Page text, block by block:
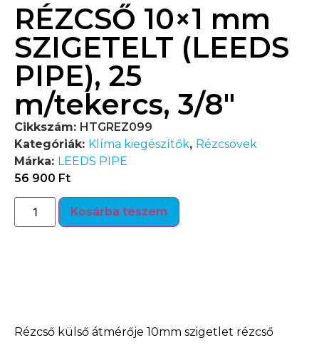
RÉZCSŐ 10×1 mm
SZIGETELT (LEEDS
PIPE), 25
m/tekercs, 3/8″
Cikkszám: HTGREZ099
Kategóriák: Klíma kiegészítők, Rézcsövek
Márka: LEEDS PIPE
56 900 Ft
Kosárba teszem
Rézcső külső átmérője 10mm szigetlet rézcső